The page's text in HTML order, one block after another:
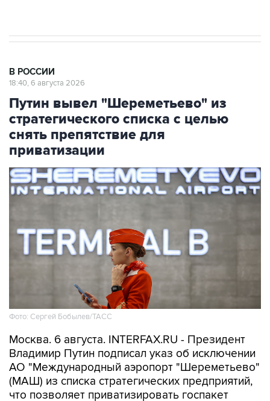
В РОССИИ
18:40, 6 августа 2026
Путин вывел "Шереметьево" из
стратегического списка с целью
снять препятствие для
приватизации
Фото: Сергей Бобылев/ТАСС
Москва. 6 августа. INTERFAX.RU - Президент
Владимир Путин подписал указ об исключении
АО "Международный аэропорт "Шереметьево"
(МАШ) из списка стратегических предприятий,
что позволяет приватизировать госпакет